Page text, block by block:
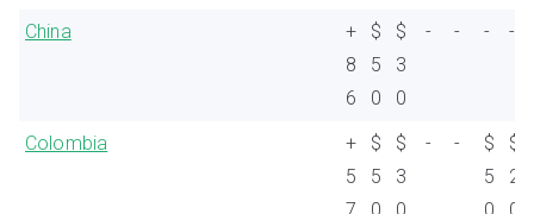
China
+
8
6
$
5
0
$
3
0
- - - -
Colombia
+
5
$
5
$
3
- -
$
5
$
2